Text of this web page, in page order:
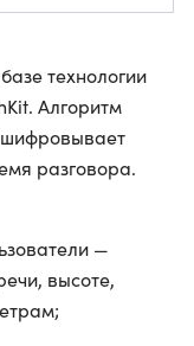
технологии
Алгоритм
разговора.
—
высоте,